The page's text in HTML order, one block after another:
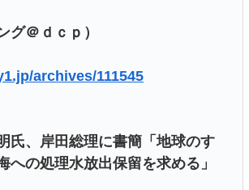
グ＠ｄｃｐ）
archives/111545
氏、岸田総理に書簡「地球のす
への処理水放出保留を求める」